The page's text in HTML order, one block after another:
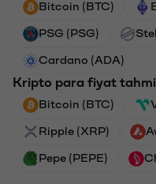
Bitcoin (BTC)
PSG (PSG)
Cardano (ADA)
Kripto para fiyat
Bitcoin (BTC)
Ripple (XRP)
Pepe (PEPE)